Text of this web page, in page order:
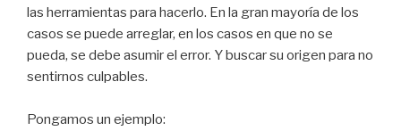
las herramientas para hacerlo. En la gran mayoría de los
casos se puede arreglar, en los casos en que no se
pueda, se debe asumir el error. Y buscar su origen para no
sentirnos culpables.
Pongamos un ejemplo: